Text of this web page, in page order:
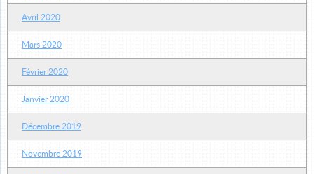
Avril 2020
Mars 2020
Février 2020
Janvier 2020
Décembre 2019
Novembre 2019